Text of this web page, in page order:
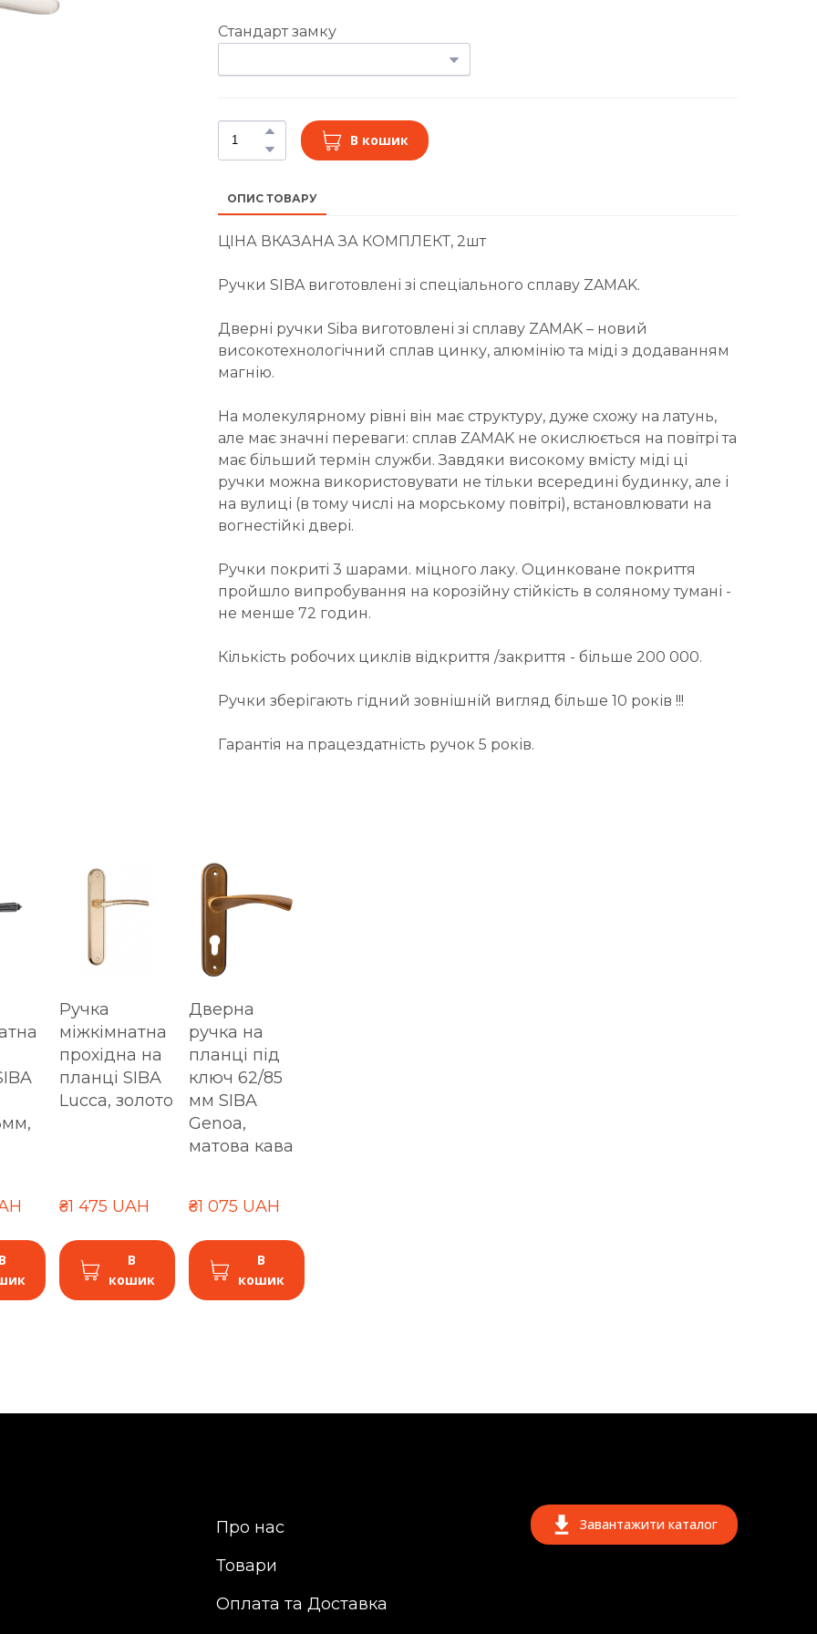
Стандарт замку
В кошик
ОПИС ТОВАРУ
ЦІНА ВКАЗАНА ЗА КОМПЛЕКТ, 2шт
Ручки SIBA виготовлені зі спеціального сплаву ZAMAK.
Дверні ручки Siba виготовлені зі сплаву ZAMAK – новий
високотехнологічний сплав цинку, алюмінію та міді з додаванням
магнію.
На молекулярному рівні він має структуру, дуже схожу на латунь,
але має значні переваги: сплав ZAMAK не окислюється на повітрі та
має більший термін служби. Завдяки високому вмісту міді ці
ручки можна використовувати не тільки всередині будинку, але і
на вулиці (в тому числі на морському повітрі), встановлювати на
вогнестійкі двері.
Ручки покриті 3 шарами. міцного лаку. Оцинковане покриття
пройшло випробування на корозійну стійкість в соляному тумані -
не менше 72 годин.
Кількість робочих циклів відкриття /закриття - більше 200 000.
Ручки зберігають гідний зовнішній вигляд більше 10 років !!!
Гарантія на працездатність ручок 5 років.
Ручка
міжкімнатна
прохідна на
планці SIBA
Lucca, золото
₴1 475 UAH
В
кошик
Дверна
ручка на
планці під
ключ 62/85
мм SIBA
Genoa,
матова кава
₴1 075 UAH
В
кошик
Про нас
Товари
Оплата та Доставка
Завантажити каталог